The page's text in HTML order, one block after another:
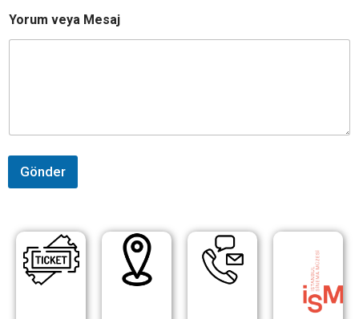
d
ı
Yorum veya Mesaj
Gönder